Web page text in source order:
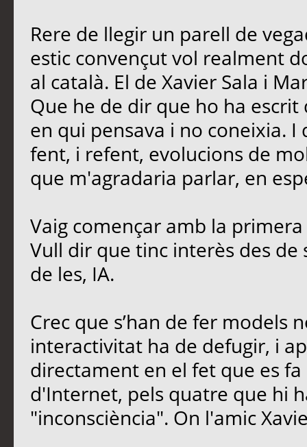
Rere de llegir un parell de
estic convençut vol realment
al català. El de Xavier Sala i
Que he de dir que ho ha
en qui pensava i no coneixia.
fent, i refent, evolucions de
que m'agradaria parlar, en
Vaig començar amb la
Vull dir que tinc interès des
de les, IA.
Crec que s’han de fer models
interactivitat ha de defugir, i
directament en el fet que es
d'Internet, pels quatre que hi
"inconsciència". On l'amic